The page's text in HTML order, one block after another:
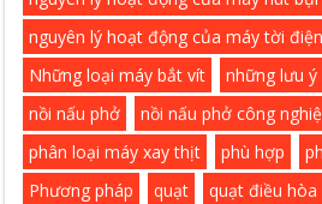
nguyên lý hoạt động của máy tời điện
Những loại máy bắt vít
những lưu ý
nồi nấu phở
nồi nấu phở công
phân loại máy xay thịt
phù hợp
Phương pháp
quạt
quạt điều hòa